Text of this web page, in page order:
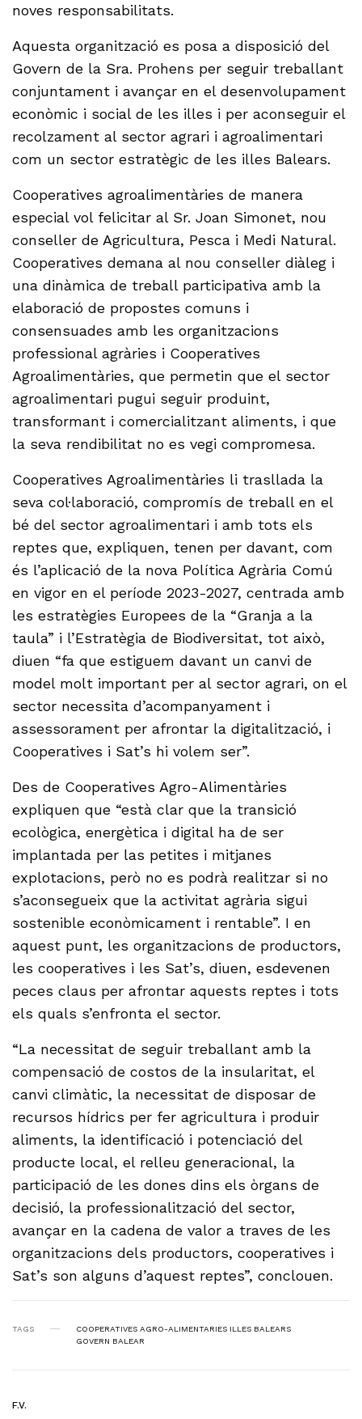
noves responsabilitats.
Aquesta organització es posa a disposició del
Govern de la Sra. Prohens per seguir treballant
conjuntament i avançar en el desenvolupament
econòmic i social de les illes i per aconseguir el
recolzament al sector agrari i agroalimentari
com un sector estratègic de les illes Balears.
Cooperatives agroalimentàries de manera
especial vol felicitar al Sr. Joan Simonet, nou
conseller de Agricultura, Pesca i Medi Natural.
Cooperatives demana al nou conseller diàleg i
una dinàmica de treball participativa amb la
elaboració de propostes comuns i
consensuades amb les organitzacions
professional agràries i Cooperatives
Agroalimentàries, que permetin que el sector
agroalimentari pugui seguir produint,
transformant i comercialitzant aliments, i que
la seva rendibilitat no es vegi compromesa.
Cooperatives Agroalimentàries li trasllada la
seva col·laboració, compromís de treball en el
bé del sector agroalimentari i amb tots els
reptes que, expliquen, tenen per davant, com
és l’aplicació de la nova Política Agrària Comú
en vigor en el període 2023-2027, centrada amb
les estratègies Europees de la “Granja a la
taula” i l’Estratègia de Biodiversitat, tot això,
diuen “fa que estiguem davant un canvi de
model molt important per al sector agrari, on el
sector necessita d’acompanyament i
assessorament per afrontar la digitalització, i
Cooperatives i Sat’s hi volem ser”.
Des de Cooperatives Agro-Alimentàries
expliquen que “està clar que la transició
ecològica, energètica i digital ha de ser
implantada per las petites i mitjanes
explotacions, però no es podrà realitzar si no
s’aconsegueix que la activitat agrària sigui
sostenible econòmicament i rentable”. I en
aquest punt, les organitzacions de productors,
les cooperatives i les Sat’s, diuen, esdevenen
peces claus per afrontar aquests reptes i tots
els quals s’enfronta el sector.
“La necessitat de seguir treballant amb la
compensació de costos de la insularitat, el
canvi climàtic, la necessitat de disposar de
recursos hídrics per fer agricultura i produir
aliments, la identificació i potenciació del
producte local, el relleu generacional, la
participació de les dones dins els òrgans de
decisió, la professionalització del sector,
avançar en la cadena de valor a traves de les
organitzacions dels productors, cooperatives i
Sat’s son alguns d’aquest reptes”, conclouen.
TAGS
COOPERATIVES AGRO-ALIMENTARIES ILLES BALEARS
GOVERN BALEAR
F.V.